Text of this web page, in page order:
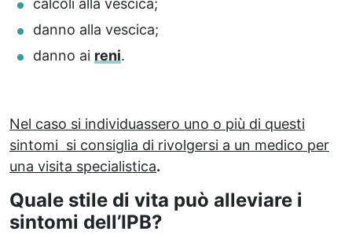
calcoli alla vescica;
danno alla vescica;
danno ai reni.
Nel caso si individuassero uno o più di questi
sintomi si consiglia di rivolgersi a un medico per
una visita specialistica.
Quale stile di vita può alleviare i
sintomi dell’IPB?